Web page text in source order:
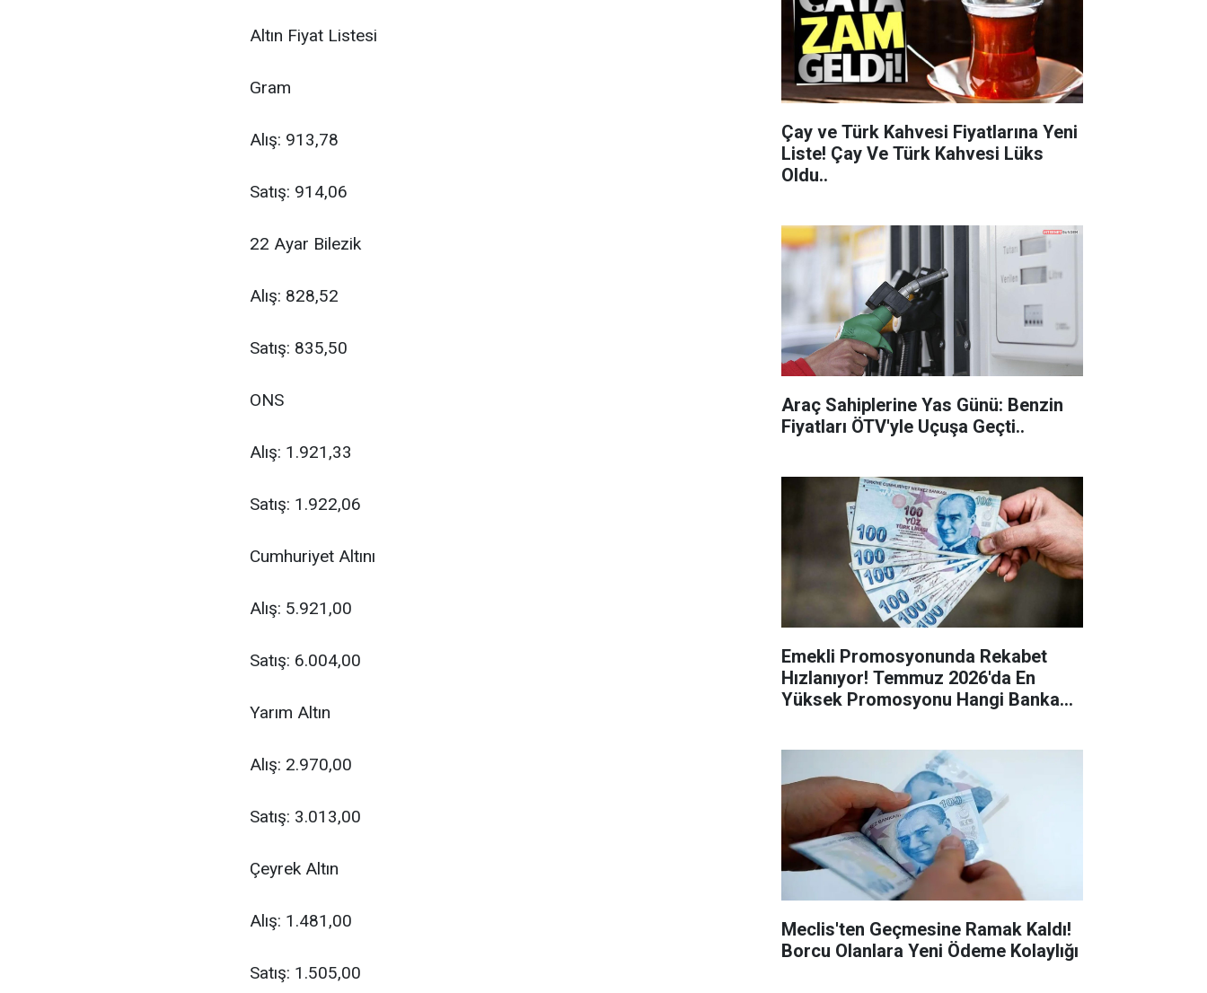
Altın Fiyat Listesi
Gram
Alış: 913,78
Satış: 914,06
22 Ayar Bilezik
Alış: 828,52
Satış: 835,50
ONS
Alış: 1.921,33
Satış: 1.922,06
Cumhuriyet Altını
Alış: 5.921,00
Satış: 6.004,00
Yarım Altın
Alış: 2.970,00
Satış: 3.013,00
Çeyrek Altın
Alış: 1.481,00
Satış: 1.505,00
Çay ve Türk Kahvesi Fiyatlarına Yeni
Liste! Çay Ve Türk Kahvesi Lüks
Oldu..
Araç Sahiplerine Yas Günü: Benzin
Fiyatları ÖTV'yle Uçuşa Geçti..
Emekli Promosyonunda Rekabet
Hızlanıyor! Temmuz 2026'da En
Yüksek Promosyonu Hangi Banka
Meclis'ten Geçmesine Ramak Kaldı!
Borcu Olanlara Yeni Ödeme Kolaylığı